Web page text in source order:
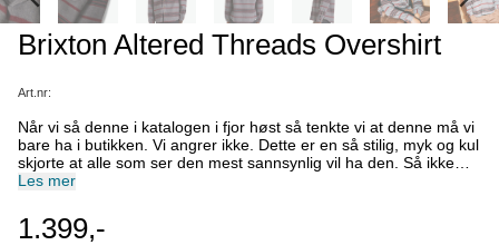
Brixton Altered Threads Overshirt
Art.nr:
Når vi så denne i katalogen i fjor høst så tenkte vi at denne må vi
bare ha i butikken. Vi angrer ikke. Dette er en så stilig, myk og kul
skjorte at alle som ser den mest sannsynlig vil ha den. Så ikke
vent for lenge. Ready. Set. Go get it! Værfast falt for fargen "Multi
en del av Brixtons Altered Threads-kolleksjon tar den
førsteklasses motetekstiler og blander dem med tradisjonelle
Les mer
1.399,-